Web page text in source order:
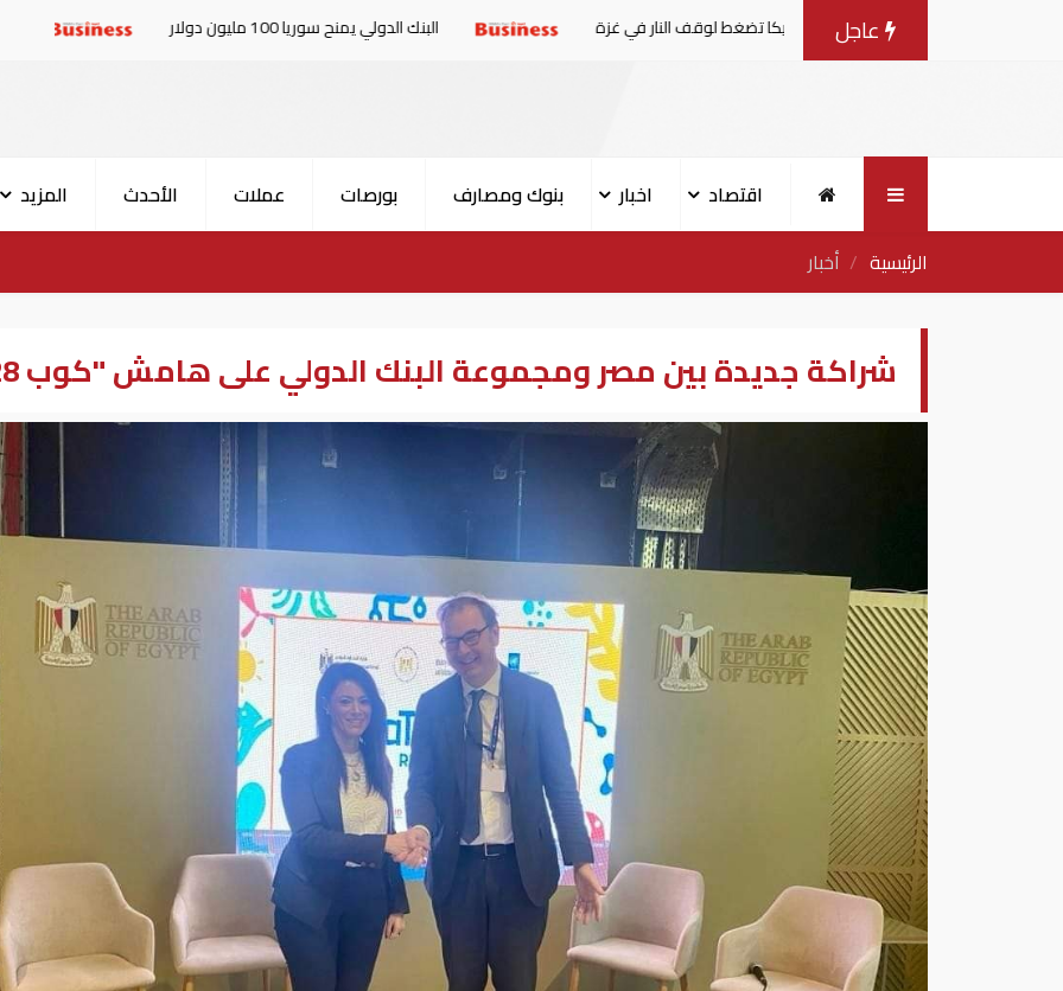
عاجل
مع إسرائيل.. وأمريكا تضغط لوقف النار في غزة البنك الدولي يمنح سوريا 100 مليون دولار الإمارات والبرلمان
اقتصاد اخبار بنوك ومصارف بورصات عملات الأحدث المزيد
الرئيسية
أخبار
شراكة جديدة بين مصر ومجموعة البنك الدولي على هامش "كوب 28"